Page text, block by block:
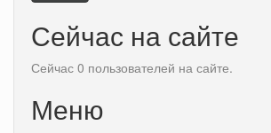
Сейчас на сайте
Сейчас 0 пользователей на сайте.
Меню